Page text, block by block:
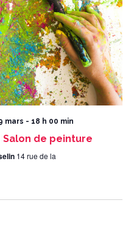
mars - 18 h 00 min
Salon de peinture
14 rue de la